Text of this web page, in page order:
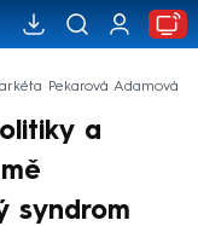
Pekarová Adamová
a
syndrom